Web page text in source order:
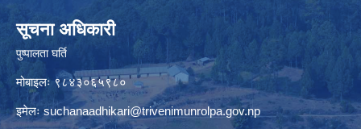
सूचना अधिकारी
पुष्पालता घर्ति
मोबाइलः ९८४३०६५९८०
इमेलःsuchanaadhikari@trivenimunrolpa.gov.np